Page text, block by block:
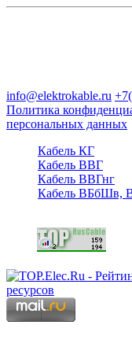
info@elektrokable.ru
Политика
персональных данных
Кабель КГ
Кабель ВВГ
Кабель ВВГнг
Кабель ВБбШв,